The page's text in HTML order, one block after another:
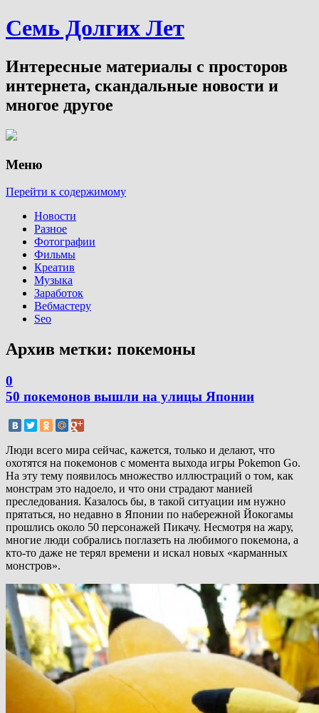
Семь Долгих Лет
Интересные материалы с просторов
интернета, скандальные новости и
многое другое
Меню
Перейти к содержимому
Новости
Разное
Фотографии
Фильмы
Креатив
Музыка
Заработок
Вебмастеру
Seo
Архив метки: покемоны
0
50 покемонов вышли на улицы Японии
Люди всего мира сейчас, кажется, только и делают, что
охотятся на покемонов с момента выхода игры Pokemon Go.
На эту тему появилось множество иллюстраций о том, как
монстрам это надоело, и что они страдают манией
преследования. Казалось бы, в такой ситуации им нужно
прятаться, но недавно в Японии по набережной Йокогамы
прошлись около 50 персонажей Пикачу. Несмотря на жару,
многие люди собрались поглазеть на любимого покемона, а
кто-то даже не терял времени и искал новых «карманных
монстров».